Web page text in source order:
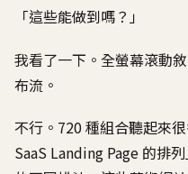
「這些能做到嗎？」
我看了一下。全螢幕滾動
布流。
不行。720 種組合聽起來
SaaS Landing Page 的排